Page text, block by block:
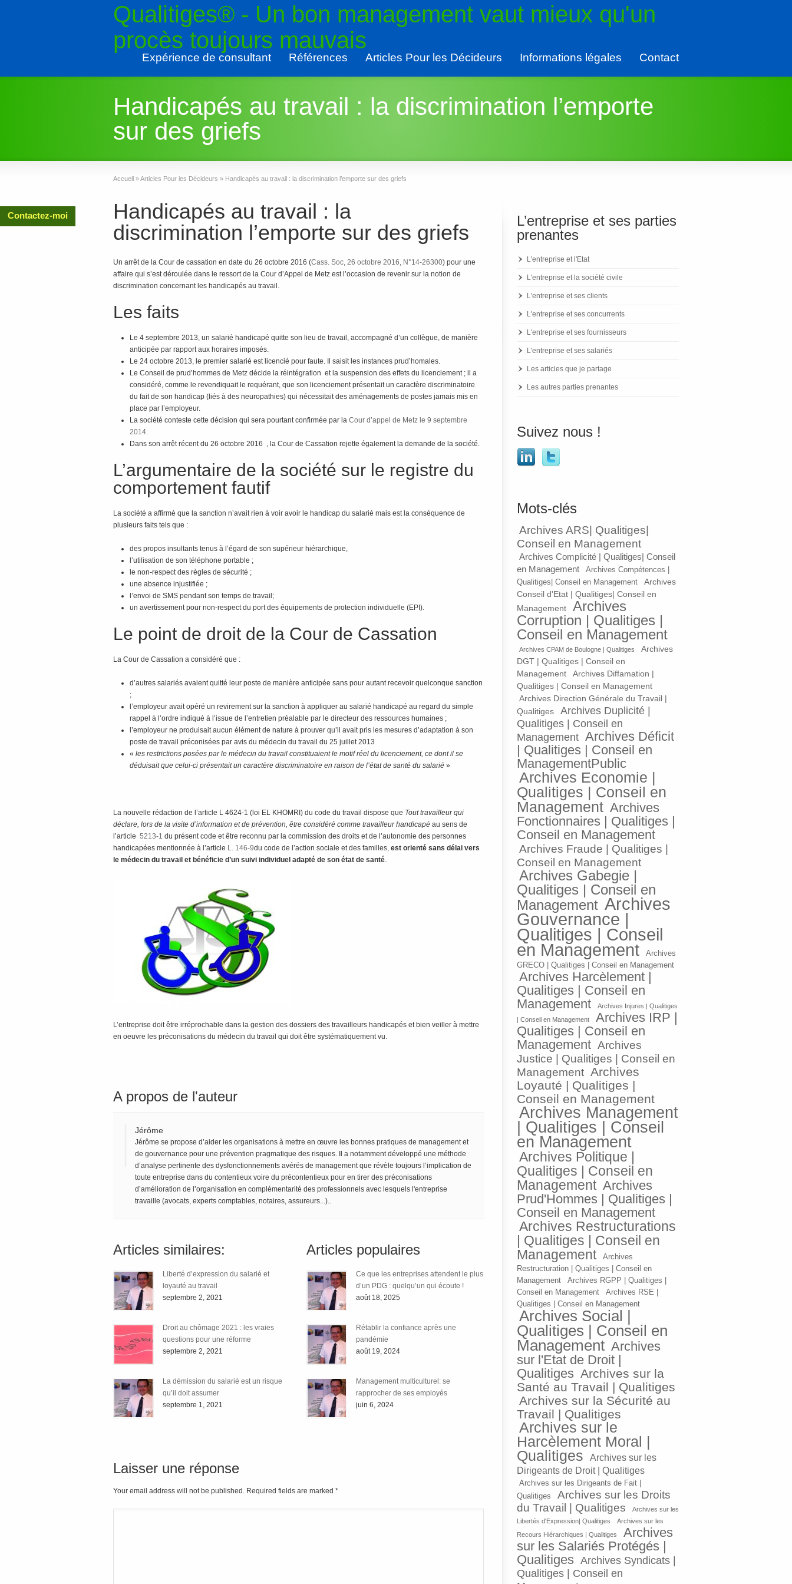
Qualitiges® - Un bon management vaut mieux qu'un
procès toujours mauvais
Expérience de consultant Références Articles Pour les Décideurs Informations légales Contact
Handicapés au travail : la discrimination l’emporte
sur des griefs
Accueil »Articles Pour les Décideurs » Handicapés au travail : la discrimination l’emporte sur des griefs
Handicapés au travail : la
discrimination l’emporte sur des griefs
Un arrêt de la Cour de cassation en date du 26 octobre 2016 (Cass. Soc, 26 octobre 2016, N°14-26300) pour une
affaire qui s’est déroulée dans le ressort de la Cour d’Appel de Metz est l’occasion de revenir sur la notion de
discrimination concernant les handicapés au travail.
Les faits
Le 4 septembre 2013, un salarié handicapé quitte son lieu de travail, accompagné d’un collègue, de manière
anticipée par rapport aux horaires imposés.
Le 24 octobre 2013, le premier salarié est licencié pour faute. Il saisit les instances prud’homales.
Le Conseil de prud’hommes de Metz décide la réintégration et la suspension des effets du licenciement ; il a
considéré, comme le revendiquait le requérant, que son licenciement présentait un caractère discriminatoire
du fait de son handicap (liés à des neuropathies) qui nécessitait des aménagements de postes jamais mis en
place par l’employeur.
La société conteste cette décision qui sera pourtant confirmée par laCour d’appel de Metz le 9 septembre
2014
Dans son arrêt récent du 26 octobre 2016 , la Cour de Cassation rejette également la demande de la société.
L’argumentaire de la société sur le registre du
comportement fautif
La société a affirmé que la sanction n’avait rien à voir avoir le handicap du salarié mais est la conséquence de
plusieurs faits tels que :
des propos insultants tenus à l’égard de son supérieur hiérarchique,
l’utilisation de son téléphone portable ;
le non-respect des règles de sécurité ;
une absence injustifiée ;
l’envoi de SMS pendant son temps de travail;
un avertissement pour non-respect du port des équipements de protection individuelle (EPI).
Le point de droit de la Cour de Cassation
La Cour de Cassation a considéré que :
d’autres salariés avaient quitté leur poste de manière anticipée sans pour autant recevoir quelconque sanction
;
l’employeur avait opéré un revirement sur la sanction à appliquer au salarié handicapé au regard du simple
rappel à l’ordre indiqué à l’issue de l’entretien préalable par le directeur des ressources humaines ;
l’employeur ne produisait aucun élément de nature à prouver qu’il avait pris les mesures d’adaptation à son
poste de travail préconisées par avis du médecin du travail du 25 juillet 2013
«les restrictions posées par le médecin du travail constituaient le motif réel du licenciement, ce dont il se
déduisait que celui-ci présentait un caractère discriminatoire en raison de l’état de santé du salarié »
La nouvelle rédaction de l’article L 4624-1 (loi EL KHOMRI) du code du travail dispose que Tout travailleur qui
déclare, lors de la visite d’information et de prévention, être considéré comme travailleur handicapé au sens de
l’article 5213-1 du présent code et être reconnu par la commission des droits et de l’autonomie des personnes
handicapées mentionnée à l’article L. 146-9du code de l’action sociale et des familles, est orienté sans délai vers
le médecin du travail et bénéficie d’un suivi individuel adapté de son état de santé
L’entreprise doit être irréprochable dans la gestion des dossiers des travailleurs handicapés et bien veiller à mettre
en oeuvre les préconisations du médecin du travail qui doit être systématiquement vu.
A propos de l'auteur
Jérôme
Jérôme se propose d’aider les organisations à mettre en œuvre les bonnes pratiques de management et
de gouvernance pour une prévention pragmatique des risques. Il a notamment développé une méthode
d’analyse pertinente des dysfonctionnements avérés de management que révèle toujours l’implication de
toute entreprise dans du contentieux voire du précontentieux pour en tirer des préconisations
d’amélioration de l’organisation en complémentarité des professionnels avec lesquels l'entreprise
travaille (avocats, experts comptables, notaires, assureurs...)..
Articles similaires:
Liberté d’expression du salarié et
loyauté au travail
septembre 2, 2021
Droit au chômage 2021 : les vraies
questions pour une réforme
septembre 2, 2021
La démission du salarié est un risque
qu’il doit assumer
septembre 1, 2021
Articles populaires
Ce que les entreprises attendent le plus
d’un PDG : quelqu’un qui écoute !
août 18, 2025
Rétablir la confiance après une
pandémie
août 19, 2024
Management multiculturel: se
rapprocher de ses employés
juin 6, 2024
Laisser une réponse
Your email address will not be published. Required fields are marked *
L’entreprise et ses parties
prenantes
L'entreprise et l'Etat
L'entreprise et la société civile
L'entreprise et ses clients
L'entreprise et ses concurrents
L'entreprise et ses fournisseurs
L'entreprise et ses salariés
Les articles que je partage
Les autres parties prenantes
Suivez nous !
Mots-clés
Archives ARS| Qualitiges|
Conseil en Management
Archives Complicité | Qualitiges| Conseil
en Management
Archives Compétences |
Qualitiges| Conseil en Management
Archives
Conseil d'Etat | Qualitiges| Conseil en
Management
Archives
Corruption | Qualitiges |
Conseil en Management
Archives CPAM de Boulogne | Qualitiges
Archives
DGT | Qualitiges | Conseil en
Management
Archives Diffamation |
Qualitiges | Conseil en Management
Archives Direction Générale du Travail |
Qualitiges
Archives Duplicité |
Qualitiges | Conseil en
Management Archives Déficit
| Qualitiges | Conseil en
ManagementPublic
Archives Economie |
Qualitiges | Conseil en
Management Archives
Fonctionnaires | Qualitiges |
Conseil en Management
Archives Fraude | Qualitiges |
Conseil en Management
Archives Gabegie |
Qualitiges | Conseil en
Management Archives
Gouvernance |
Qualitiges | Conseil
en Management
Archives
GRECO | Qualitiges | Conseil en Management
Archives Harcèlement |
Qualitiges | Conseil en
Management
Archives Injures | Qualitiges
| Conseil en Management
Archives IRP |
Qualitiges | Conseil en
Management Archives
Justice | Qualitiges | Conseil en
Management Archives
Loyauté | Qualitiges |
Conseil en Management
Archives Management
| Qualitiges | Conseil
en Management
Archives Politique |
Qualitiges | Conseil en
Management Archives
Prud'Hommes | Qualitiges |
Conseil en Management
Archives Restructurations
| Qualitiges | Conseil en
Management
Archives
Restructuration | Qualitiges | Conseil en
Management
Archives RGPP | Qualitiges |
Conseil en Management
Archives RSE |
Qualitiges | Conseil en Management
Archives Social |
Qualitiges | Conseil en
Management Archives
sur l'Etat de Droit |
Qualitiges Archives sur la
Santé au Travail | Qualitiges
Archives sur la Sécurité au
Travail | Qualitiges
Archives sur le
Harcèlement Moral |
Qualitiges
Archives sur les
Dirigeants de Droit | Qualitiges
Archives sur les Dirigeants de Fait |
Qualitiges
Archives sur les Droits
du Travail | Qualitiges
Archives sur les
Libertés d'Expression| Qualitiges
Archives sur les
Recours Hiérarchiques | Qualitiges
Archives
sur les Salariés Protégés |
Qualitiges Archives Syndicats |
Qualitiges | Conseil en
Contactez-moi